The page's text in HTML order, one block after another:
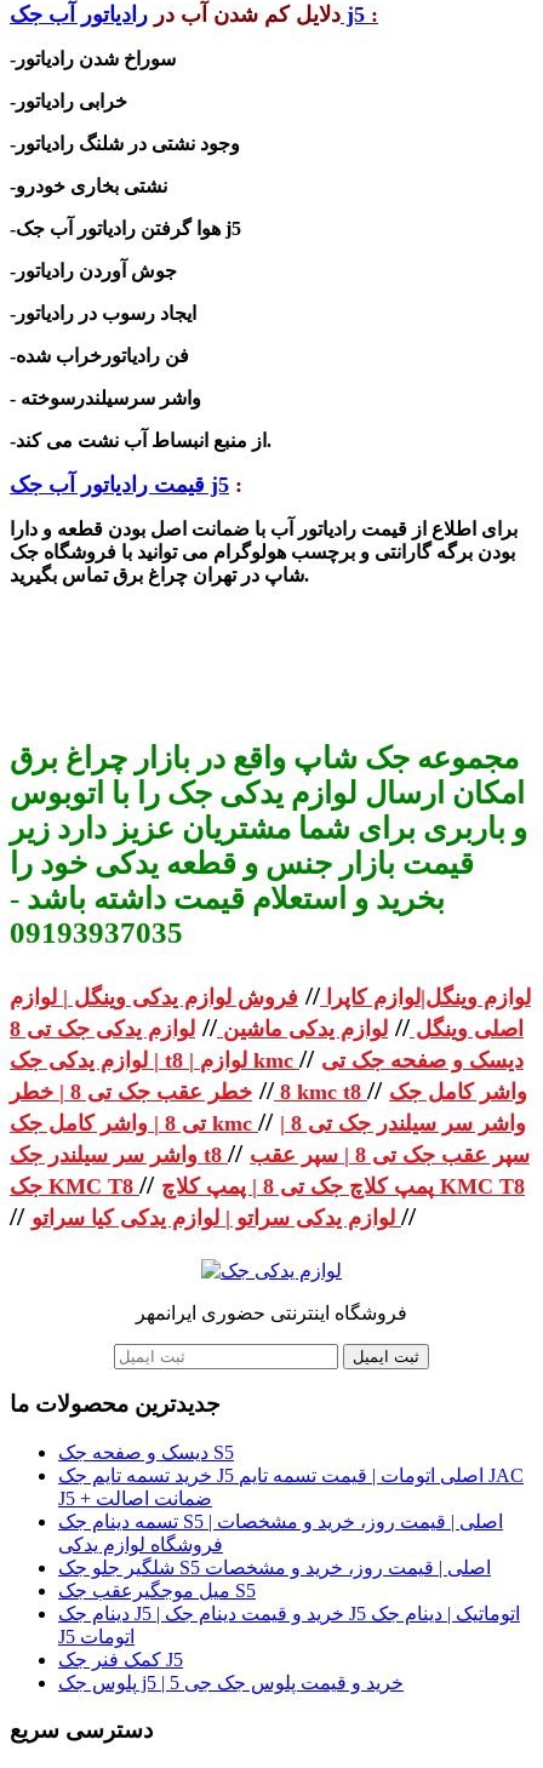
دلایل کم شدن آب در رادیاتور آب جک j5 :
-سوراخ شدن رادیاتور
-خرابی رادیاتور
-وجود نشتی در شلنگ رادیاتور
-نشتی بخاری خودرو
-هوا گرفتن رادیاتور آب جک j5
-جوش آوردن رادیاتور
-ایجاد رسوب در رادیاتور
-فن رادیاتورخراب شده
- واشر سرسیلندرسوخته
-از منبع انبساط آب نشت می کند.
قیمت رادیاتور آب جک j5 :
برای اطلاع از قیمت رادیاتور آب با ضمانت اصل بودن قطعه و دارا
بودن برگه گارانتی و برچسب هولوگرام می توانید با فروشگاه جک
شاپ در تهران چراغ برق تماس بگیرید.
مجموعه جک شاپ واقع در بازار چراغ برق
امکان ارسال لوازم یدکی جک را با اتوبوس
و باربری برای شما مشتریان عزیز دارد زیر
قیمت بازار جنس و قطعه یدکی خود را
بخرید و استعلام قیمت داشته باشد -
09193937035
لوازم وینگل|لوازم کاپرا// فروش لوازم یدکی وینگل | لوازم
اصلی وینگل// لوازم یدکی ماشین//
لوازم یدکی جک تی 8
| لوازم یدکی جک t8 | لوازم kmc // دیسک و صفحه جک تی
8
// خطر عقب جک تی 8 | خطر kmc t8 // واشر کامل جک
تی 8 | واشر کامل جک kmc // واشر سر سیلندر جک تی 8 |
واشر سر سیلندر جک t8 // سپر عقب جک تی 8 | سپر عقب
جک KMC T8 // پمپ کلاچ جک تی 8 | پمپ کلاچ KMC T8
// //
فروشگاه اینترنتی حضوری ایرانمهر
ثبت ایمیل
جدیدترین محصولات ما
دیسک و صفحه جک S5
خرید تسمه تایم جک J5 اصلی اتومات | قیمت تسمه تایم JAC
J5 + ضمانت اصالت
تسمه دینام جک S5 اصلی | قیمت روز، خرید و مشخصات |
فروشگاه لوازم یدکی
شلگیر جلو جک S5 اصلی | قیمت روز، خرید و مشخصات
میل موجگیرعقب جک S5
دینام جک J5 | خرید و قیمت دینام جک J5 اتوماتیک | دینام جک
J5 اتومات
کمک فنر جک J5
پلوس جک j5 | خرید و قیمت پلوس جک جی 5
دسترسی سریع